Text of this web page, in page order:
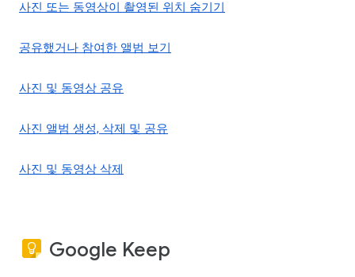
사진 또는 동영상이 촬영된 위치 숨기기
공유했거나 참여한 앨범 보기
사진 및 동영상 공유
사진 앨범 생성, 삭제 및 공유
사진 및 동영상 삭제
Google Keep